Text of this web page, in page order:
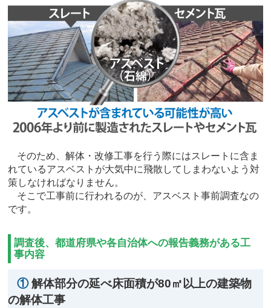
そのため、解体・改修工事を行う際にはスレートに含ま
れているアスベストが大気中に飛散してしまわないよう対
策しなければなりません。
そこで工事前に行われるのが、アスベスト事前調査なの
です。
調査後、都道府県や各自治体への報告義務がある工
事内容
①解体部分の延べ床面積が80㎡以上の建築物
の解体工事